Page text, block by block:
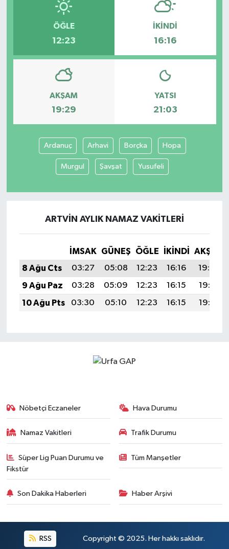
ÖĞLE
12:23
İKINDI
16:16
AKŞAM
19:29
YATSI
21:03
Ardanuç Arhavi Borçka Hopa
Murgul Şavşat Yusufeli
ARTVIN AYLIK NAMAZ VAKITLERI
İMSAK GÜNEŞ ÖĞLE İKINDI
AKŞAM
8 Ağu Cts
03:27 05:08 12:23 16:16
19:29
9 Ağu Paz
03:28 05:09 12:23 16:15
19:28
10 Ağu Pts
03:30 05:10 12:23 16:15 19:27
Nöbetçi Eczaneler Hava Durumu
Namaz Vakitleri Trafik Durumu
Süper Lig Puan Durumu ve
Fikstür
Tüm Manşetler
Son Dakika Haberleri Haber Arşivi
RSS Copyright © 2025. Her hakkı saklıdır.